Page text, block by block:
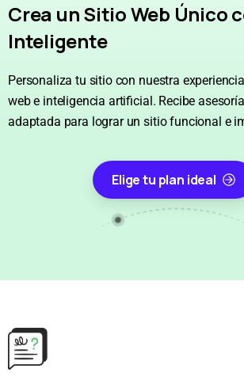
Crea un Sitio Web Único
Inteligente
Personaliza tu sitio con nuestra
web e inteligencia artificial. Recibe
adaptada para lograr un sitio funcional e
Elige tu plan ideal